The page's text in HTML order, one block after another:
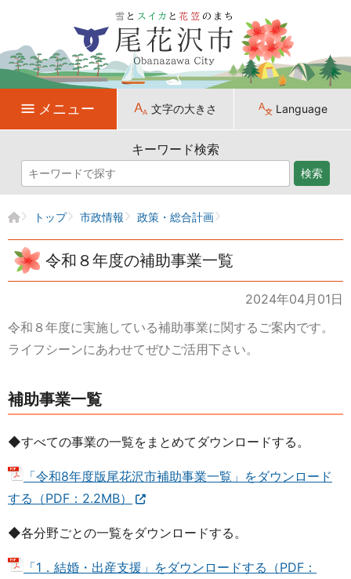
メニュー 文字の大きさ Language
キーワード検索
検索
トップ 市政情報 政策・総合計画
令和８年度の補助事業一覧
2024年04月01日
令和８年度に実施している補助事業に関するご案内です。
ライフシーンにあわせてぜひご活用下さい。
補助事業一覧
◆すべての事業の一覧をまとめてダウンロードする。
「令和8年度版尾花沢市補助事業一覧」をダウンロード
する（PDF：2.2MB）
◆各分野ごとの一覧をダウンロードする。
「1．結婚・出産支援」をダウンロードする（PDF：